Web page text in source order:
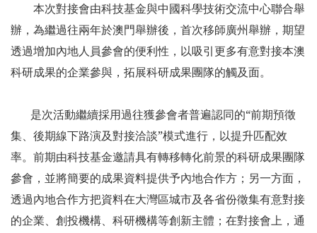
本次對接會由科技基金與中國科學技術交流中心聯合舉
辦，為繼過往兩年於澳門舉辦後，首次移師廣州舉辦，期望
透過增加內地人員參會的便利性，以吸引更多有意對接本澳
科研成果的企業參與，拓展科研成果團隊的觸及面。
是次活動繼續採用過往獲參會者普遍認同的“前期預徵
集、後期線下路演及對接洽談”模式進行，以提升匹配效
率。前期由科技基金邀請具有轉移轉化前景的科研成果團隊
參會，並將簡要的成果資料提供予內地合作方；另一方面，
透過內地合作方把資料在大灣區城市及各省份徵集有意對接
的企業、創投機構、科研機構等創新主體；在對接會上，通